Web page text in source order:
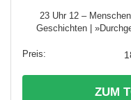
23 Uhr 12 –
Geschichten |
ZUM